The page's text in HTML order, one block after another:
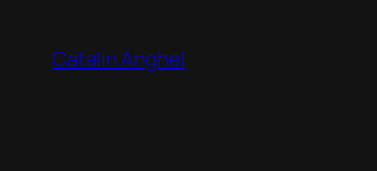
content
Catalin Anghel